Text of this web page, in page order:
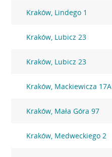
Kraków, Lindego 1
Kraków, Lubicz 23
Kraków, Lubicz 23
Kraków, Mackiewicza 17A
Kraków, Mała Góra 97
Kraków, Medweckiego 2